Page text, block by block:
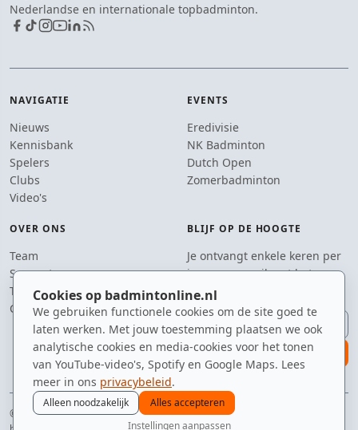
Cookies op badmintonline.nl
We gebruiken functionele cookies om de site goed te
laten werken. Met jouw toestemming plaatsen we ook
analytische cookies en media-cookies voor het tonen
van YouTube-video's, Spotify en Google Maps. Lees
meer in ons privacybeleid.
Alleen noodzakelijk
Alles accepteren
Instellingen aanpassen
Nederlandse en internationale topbadminton.
NAVIGATIE
Nieuws
Kennisbank
Spelers
Clubs
Video's
EVENTS
Eredivisie
NK Badminton
Dutch Open
Zomerbadminton
OVER ONS
Team
Supporters
Tip de redactie
Contact
BLIJF OP DE HOOGTE
Je ontvangt enkele keren per
jaar een e-mail met het
laatste badmintonnieuws.
E-mailadres
aanmelden
© 2010–2026 badmintonline.nl · gemaakt in Brabant, met liefde voor